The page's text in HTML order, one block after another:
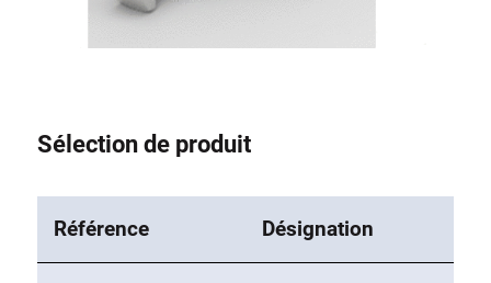
Système de transrouler
Sélection de produit
Référence Désignation